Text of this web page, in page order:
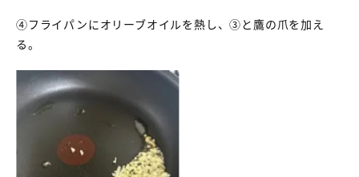
④フライパンにオリーブオイルを熱し、③と鷹の爪を加え
る。